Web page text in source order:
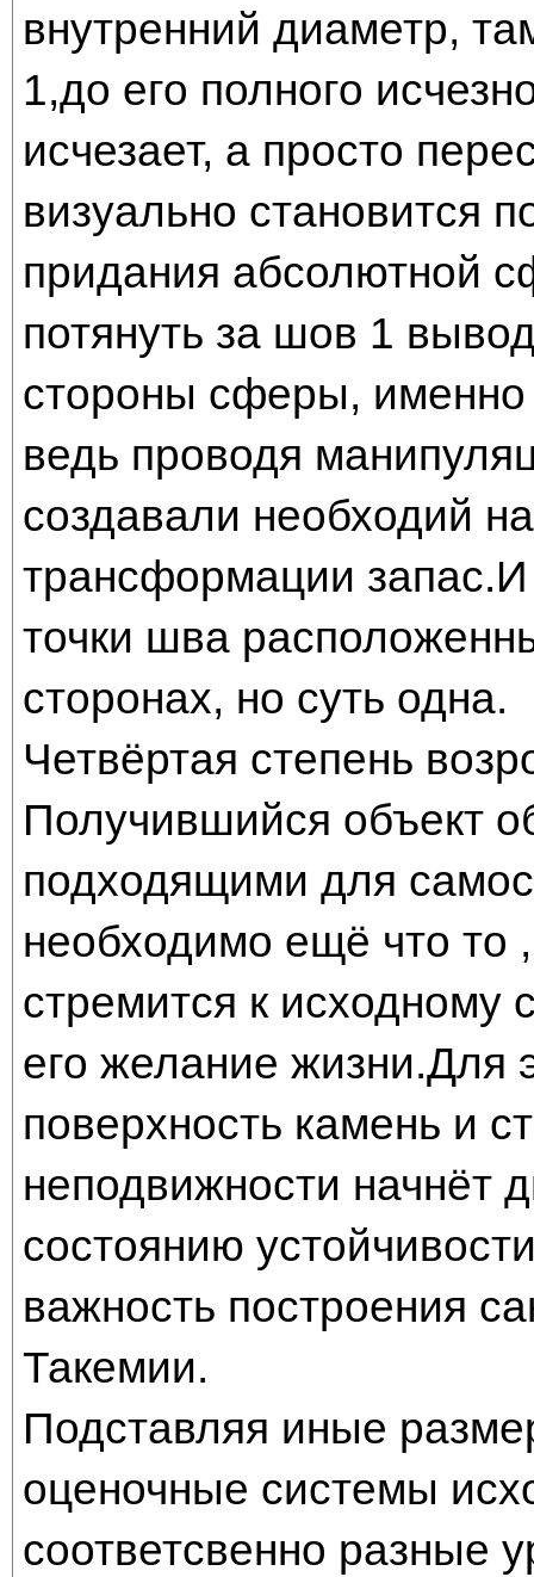
внутренний диаметр,
1,до его полного
исчезает, а просто
визуально становится
придания абсолютной
потянуть за шов 1
стороны сферы,
ведь проводя
создавали необходий
трансформации
точки шва
сторонах, но суть одна.
Четвёртая степень
Получившийся объект
подходящими для
необходимо ещё что то ,
стремится к исходному
его желание жизни.Для
поверхность камень и
неподвижности начнёт
состоянию
важность построения
Такемии.
Подставляя иные
оценочные системы
соответсвенно разные